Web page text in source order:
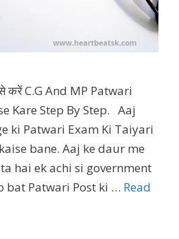
कैसे करें C.G And MP Patwari
Kare Step By Step. Aaj
ki Patwari Exam Ki Taiyari
bane. Aaj ke daur me
hai ek achi si government
bat Patwari Post ki … Read